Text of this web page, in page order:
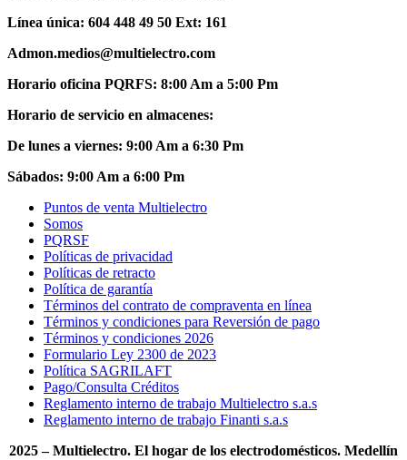
Línea única: 604 448 49 50 Ext: 161
Admon.medios@multielectro.com
Horario oficina PQRFS: 8:00 Am a 5:00 Pm
Horario de servicio en almacenes:
De lunes a viernes: 9:00 Am a 6:30 Pm
Sábados: 9:00 Am a 6:00 Pm
Puntos de venta Multielectro
Somos
PQRSF
Políticas de privacidad
Políticas de retracto
Política de garantía
Términos del contrato de compraventa en línea
Términos y condiciones para Reversión de pago
Términos y condiciones 2026
Formulario Ley 2300 de 2023
Política SAGRILAFT
Pago/Consulta Créditos
Reglamento interno de trabajo Multielectro s.a.s
Reglamento interno de trabajo Finanti s.a.s
2025 – Multielectro. El hogar de los electrodomésticos. Medellín